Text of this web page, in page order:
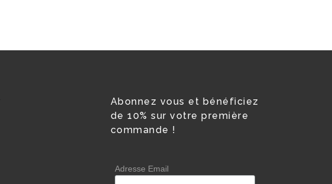
Abonnez vous et bénéficiez
de 10% sur votre première
commande !
Adresse Email